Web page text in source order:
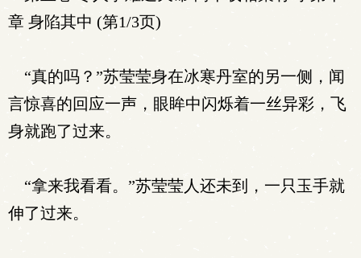
章 身陷其中 (第1/3页)
“真的吗？”苏莹莹身在冰寒丹室的另一侧，闻
言惊喜的回应一声，眼眸中闪烁着一丝异彩，飞
身就跑了过来。
“拿来我看看。”苏莹莹人还未到，一只玉手就
伸了过来。